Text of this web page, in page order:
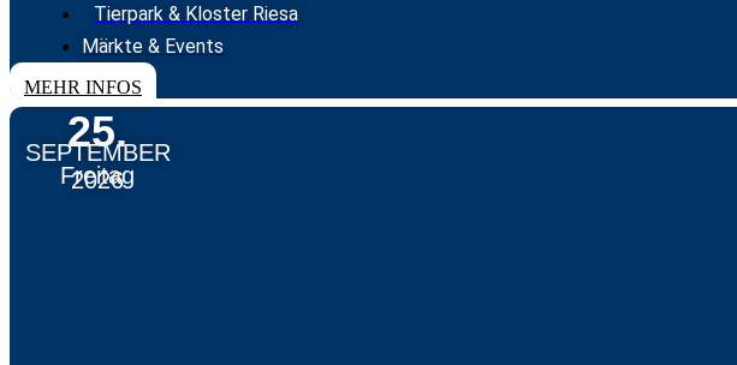
Tierpark & Kloster Riesa
Märkte & Events
MEHR INFOS
25.
SEPTEMBER
2026
Freitag